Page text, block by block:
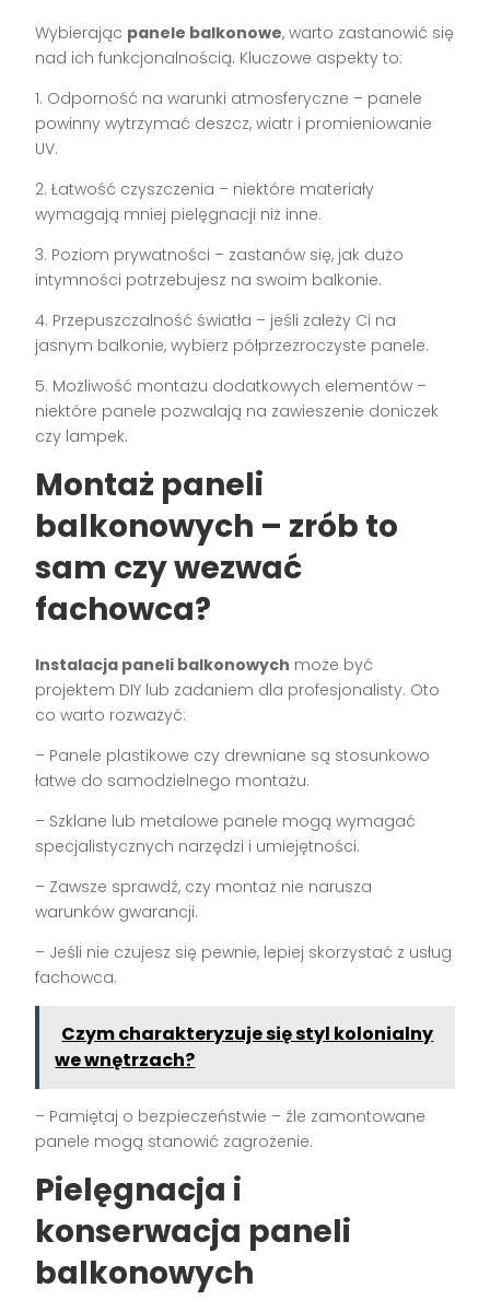
Wybierając panele balkonowe, warto zastanowić się
nad ich funkcjonalnością. Kluczowe aspekty to:
1. Odporność na warunki atmosferyczne – panele
powinny wytrzymać deszcz, wiatr i promieniowanie
UV.
2. Łatwość czyszczenia – niektóre materiały
wymagają mniej pielęgnacji niż inne.
3. Poziom prywatności – zastanów się, jak dużo
intymności potrzebujesz na swoim balkonie.
4. Przepuszczalność światła – jeśli zależy Ci na
jasnym balkonie, wybierz półprzezroczyste panele.
5. Możliwość montażu dodatkowych elementów –
niektóre panele pozwalają na zawieszenie doniczek
czy lampek.
Montaż paneli
balkonowych – zrób to
sam czy wezwać
fachowca?
Instalacja paneli balkonowych może być
projektem DIY lub zadaniem dla profesjonalisty. Oto
co warto rozważyć:
– Panele plastikowe czy drewniane są stosunkowo
łatwe do samodzielnego montażu.
– Szklane lub metalowe panele mogą wymagać
specjalistycznych narzędzi i umiejętności.
– Zawsze sprawdź, czy montaż nie narusza
warunków gwarancji.
– Jeśli nie czujesz się pewnie, lepiej skorzystać z usług
fachowca.
Czym charakteryzuje się styl kolonialny
we wnętrzach?
– Pamiętaj o bezpieczeństwie – źle zamontowane
panele mogą stanowić zagrożenie.
Pielęgnacja i
konserwacja paneli
balkonowych